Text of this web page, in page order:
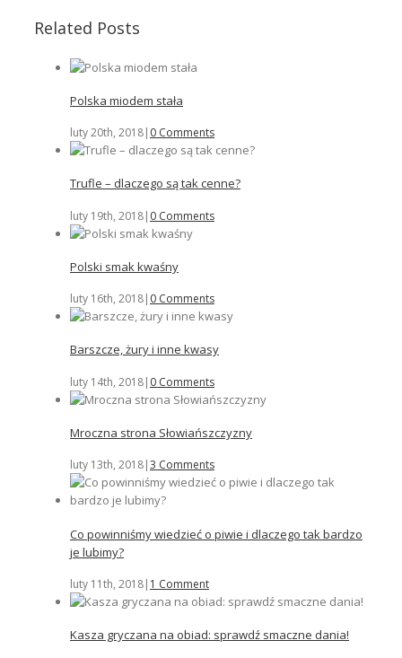
Related Posts
Polska miodem stała
luty 20th, 2018| 0 Comments
Trufle – dlaczego są tak cenne?
luty 19th, 2018| 0 Comments
Polski smak kwaśny
luty 16th, 2018| 0 Comments
Barszcze, żury i inne kwasy
luty 14th, 2018| 0 Comments
Mroczna strona Słowiańszczyzny
luty 13th, 2018|3 Comments
Co powinniśmy wiedzieć o piwie i dlaczego tak bardzo
je lubimy?
luty 11th, 2018| 1 Comment
Kasza gryczana na obiad: sprawdź smaczne dania!